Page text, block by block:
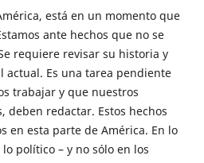
está en un momento que
ante hechos que no se
requiere revisar su historia y
actual. Es una tarea pendiente
trabajar y que nuestros
deben redactar. Estos hechos
en esta parte de América. En lo
político – y no sólo en los